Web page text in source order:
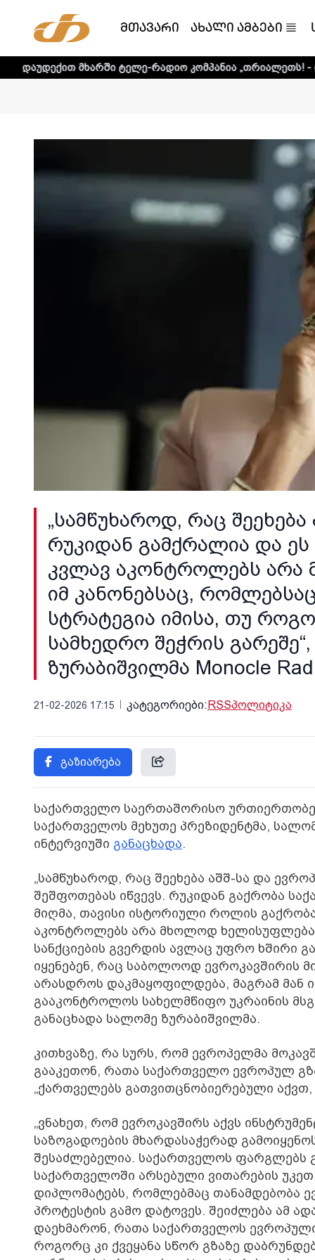
მთავარი ახალი ამბები
მხარში ტელე-რადიო კომპანია „თრიალეთს! - დეტალური
„სამწუხაროდ, რაც
რუკიდან გამქრალია და
კვლავ აკონტროლებს
იმ კანონებსაც,
სტრატეგია იმისა, თუ
სამხედრო შეჭრის
ზურაბიშვილმა Monocle
21-02-2026 17:15 კატეგორიები:RSSპოლიტიკა
გაზიარება
საქართველო საერთაშორისო
საქართველოს მეხუთე პრეზიდენტმა,
ინტერვიუში განაცხადა.
„სამწუხაროდ, რაც შეეხება აშშ-სა და
შეშფოთებას იწვევს. რუკიდან გაქრობა
მიღმა, თავისი ისტორიული როლის
აკონტროლებს არა მხოლოდ
სანქციების გვერდის ავლაც უფრო ხშირი
იყენებენ, რაც საბოლოოდ ევროკავშირის
არასდროს დაკმაყოფილდება, მაგრამ მან
გააკონტროლოს სახელმწიფო უკრაინის
განაცხადა სალომე ზურაბიშვილმა.
კითხვაზე, რა სურს, რომ ევროპელმა
გააკეთონ, რათა საქართველო ევროპულ
„ქართველებს გათვითცნობიერებული
„ვნახეთ, რომ ევროკავშირს აქვს
საზოგადოების მხარდასაჭერად
შესაძლებელია. საქართველოს ფარგლებს
საქართველოში არსებული ვითარების
დიპლომატებს, რომლებმაც თანამდებობა
პროტესტის გამო დატოვეს. შეიძლება ამ
დაეხმარონ, რათა საქართველოს ევროპული
როგორც კი ქვეყანა სწორ გზაზე